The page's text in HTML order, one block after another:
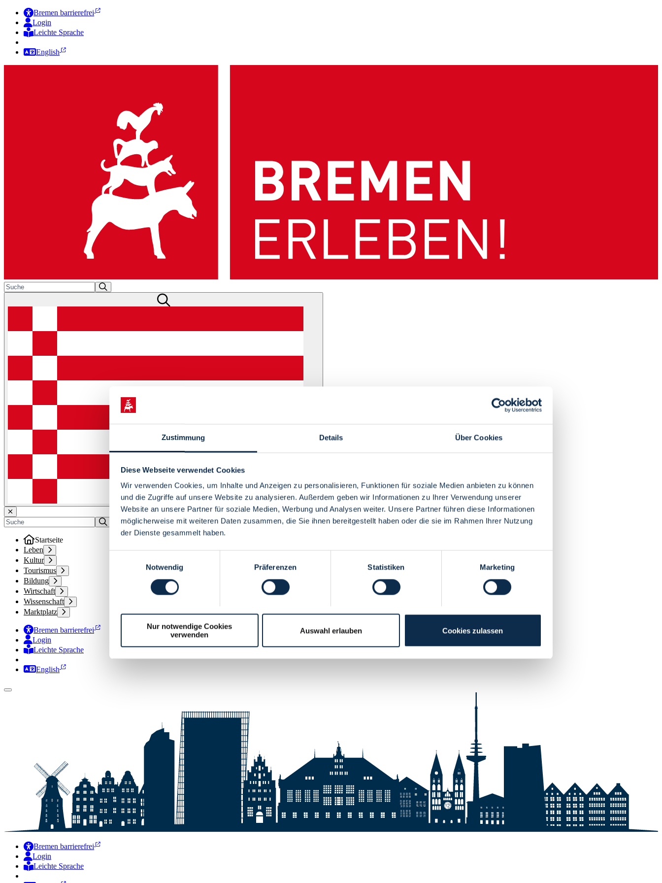
Zustimmung Details Über Cookies
Diese Webseite verwendet Cookies
Wir verwenden Cookies, um Inhalte und Anzeigen zu personalisieren, Funktionen für soziale Medien anbieten zu können
und die Zugriffe auf unsere Website zu analysieren. Außerdem geben wir Informationen zu Ihrer Verwendung unserer
Website an unsere Partner für soziale Medien, Werbung und Analysen weiter. Unsere Partner führen diese Informationen
möglicherweise mit weiteren Daten zusammen, die Sie ihnen bereitgestellt haben oder die sie im Rahmen Ihrer Nutzung
der Dienste gesammelt haben.
Notwendig
Präferenzen Statistiken Marketing
Nur notwendige Cookies
verwenden
Auswahl erlauben Cookies zulassen
Bremen barrierefrei
Login
Leichte Sprache
English
Menü
Startseite
Leben
Kultur
Tourismus
Bildung
Wirtschaft
Wissenschaft
Marktplatz
Bremen barrierefrei
Login
Leichte Sprache
Zur Deutschen Gebärdensprache
English
Bremen barrierefrei
Login
Leichte Sprache